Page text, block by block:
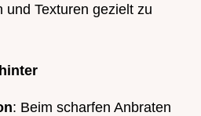
und Texturen gezielt zu
: Beim scharfen Anbraten